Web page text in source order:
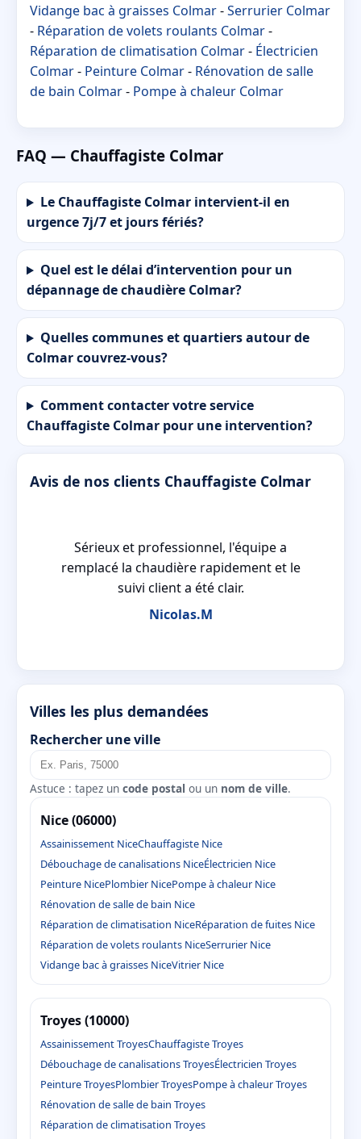
Vidange bac à graisses Colmar-Serrurier Colmar
- Réparation de volets roulants Colmar-
Réparation de climatisation Colmar- Électricien
Colmar- Peinture Colmar- Rénovation de salle
de bain Colmar- Pompe à chaleur Colmar
FAQ — Chauffagiste Colmar
Le Chauffagiste Colmar intervient-il en
urgence 7j/7 et jours fériés?
Quel est le délai d’intervention pour un
dépannage de chaudière Colmar?
Quelles communes et quartiers autour de
Colmar couvrez-vous?
Comment contacter votre service
Chauffagiste Colmar pour une intervention?
Avis de nos clients Chauffagiste Colmar
Sérieux et professionnel, l'équipe a
remplacé la chaudière rapidement et le
suivi client a été clair.
Nicolas.M
Villes les plus demandées
Rechercher une ville
Astuce : tapez un code postal ou un nom de ville.
Nice (06000)
Assainissement NiceChauffagiste Nice
Débouchage de canalisations NiceÉlectricien Nice
Peinture NicePlombier NicePompe à chaleur Nice
Rénovation de salle de bain Nice
Réparation de climatisation NiceRéparation de fuites Nice
Réparation de volets roulants NiceSerrurier Nice
Vidange bac à graisses NiceVitrier Nice
Troyes (10000)
Assainissement TroyesChauffagiste Troyes
Débouchage de canalisations TroyesÉlectricien Troyes
Peinture TroyesPlombier TroyesPompe à chaleur Troyes
Rénovation de salle de bain Troyes
Réparation de climatisation Troyes